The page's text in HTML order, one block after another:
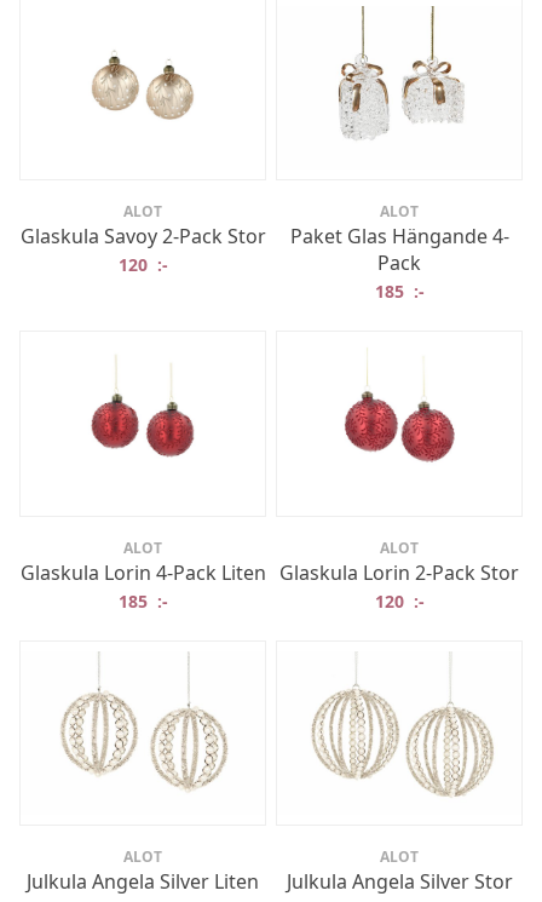
ALOT
Glaskula Savoy 2-Pack Stor
120 :-
ALOT
Paket Glas Hängande 4-
Pack
185 :-
ALOT
Glaskula Lorin 4-Pack Liten
185 :-
ALOT
Glaskula Lorin 2-Pack Stor
120 :-
ALOT
Julkula Angela Silver Liten
ALOT
Julkula Angela Silver Stor